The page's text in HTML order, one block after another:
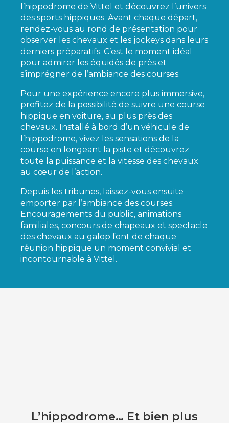
l’hippodrome de Vittel et découvrez l’univers
des sports hippiques. Avant chaque départ,
rendez-vous au rond de présentation pour
observer les chevaux et les jockeys dans leurs
derniers préparatifs. C’est le moment idéal
pour admirer les équidés de près et
s’imprégner de l’ambiance des courses.
Pour une expérience encore plus immersive,
profitez de la possibilité de suivre une course
hippique en voiture, au plus près des
chevaux. Installé à bord d’un véhicule de
l’hippodrome, vivez les sensations de la
course en longeant la piste et découvrez
toute la puissance et la vitesse des chevaux
au cœur de l’action.
Depuis les tribunes, laissez-vous ensuite
emporter par l’ambiance des courses.
Encouragements du public, animations
familiales, concours de chapeaux et spectacle
des chevaux au galop font de chaque
réunion hippique un moment convivial et
incontournable à Vittel.
L’hippodrome… Et bien plus